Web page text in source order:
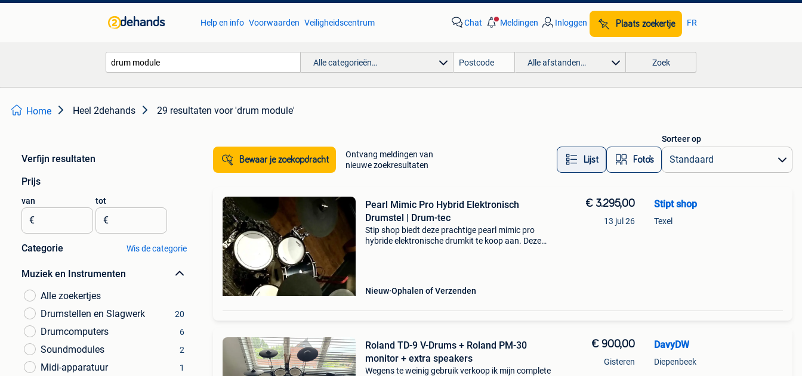
Help en info Voorwaarden Veiligheidscentrum Chat Meldingen Inloggen Plaats zoekertje FR
Alle categorieën… Alle afstanden… Zoek
Home Heel 2dehands 29 resultaten voor 'drum module'
Verfijn resultaten
Prijs
van
€
tot
€
Categorie Wis de categorie
Muziek en Instrumenten
Alle zoekertjes
Drumstellen en Slagwerk
20
Drumcomputers 6
Soundmodules 2
Midi-apparatuur 1
Bewaar je zoekopdracht
Ontvang meldingen van
nieuwe zoekresultaten
Lijst Foto’s
Sorteer op
Pearl Mimic Pro Hybrid Elektronisch
Drumstel | Drum-tec
Stip shop biedt deze prachtige pearl mimic pro
hybride elektronische drumkit te koop aan. Deze
Nieuw Ophalen of Verzenden
€ 3.295,00
13 jul 26
Stipt shop
Texel
Roland TD-9 V-Drums + Roland PM-30
monitor + extra speakers
Wegens te weinig gebruik verkoop ik mijn complete
€ 900,00
Gisteren
DavyDW
Diepenbeek